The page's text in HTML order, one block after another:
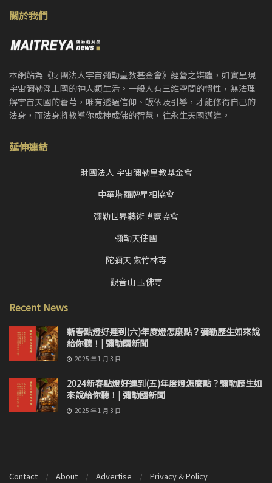
關於我們
本網站為《財團法人宇宙彌勒皇教基金會》經營之媒體，如實呈現
宇宙彌勒淨土國的神人類生活。一般人有三維空間的慣性，無法理
解宇宙天國的蒼芎，唯有透過信仰、皈依及引導，才能修得自己的
法身，而法身將教導你成神成佛的智慧，往永生天國邁進。
延伸連結
財團法人 宇宙彌勒皇教基金會
中華塔羅牌星相協會
彌勒世界藝術博覽協會
彌勒天使團
陀彌天 紫竹林寺
觀音山 玉佛寺
Recent News
新春點燈好運到(六)年度燈怎麼點？彌勒歷生如來說
給你聽！| 彌勒國新聞
2025 年 1 月 3 日
2024新春點燈好運到(五)年度燈怎麼點？彌勒歷生如
來說給你聽！| 彌勒國新聞
2025 年 1 月 3 日
Contact About Advertise Privacy & Policy